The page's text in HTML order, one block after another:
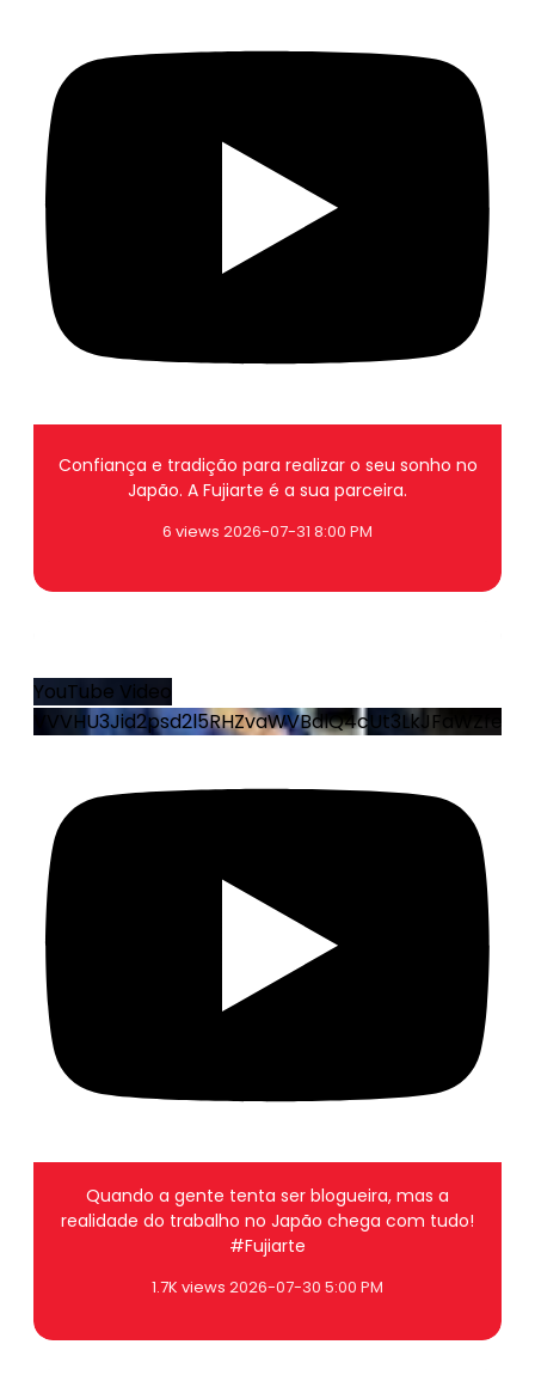
Confiança e tradição para realizar o seu sonho no
Japão. A Fujiarte é a sua parceira.
6 views 2026-07-31 8:00 PM
YouTube Video
Quando a gente tenta ser blogueira, mas a
realidade do trabalho no Japão chega com tudo!
#Fujiarte
1.7K views 2026-07-30 5:00 PM